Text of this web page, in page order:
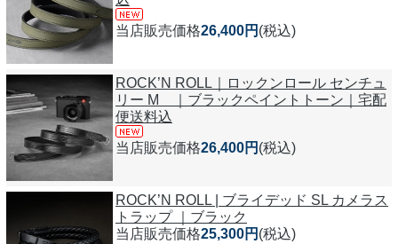
当店販売価格26,400円 (税込)
ROCK’N ROLL｜ロックンロール センチュ
リー M ｜ブラックペイントトーン｜宅配
便送料込
当店販売価格26,400円 (税込)
ROCK’N ROLL | ブライデッド SL カメラス
トラップ ｜ブラック
当店販売価格25,300円 (税込)